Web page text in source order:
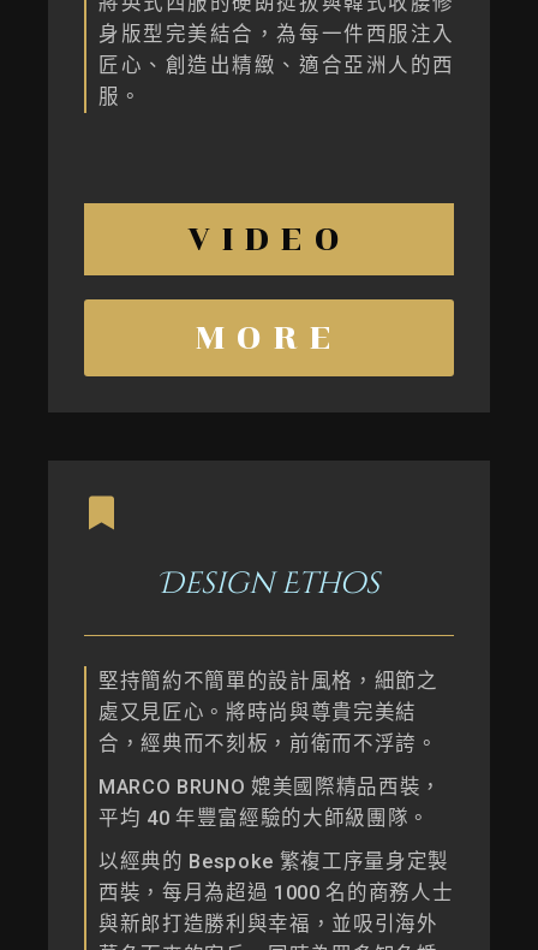
身版型完美結合，為每一件西服注入
匠心、創造出精緻、適合亞洲人的西
服。
VIDEO
MORE
Design Ethos
堅持簡約不簡單的設計風格，細節之
處又見匠心。將時尚與尊貴完美結
合，經典而不刻板，前衛而不浮誇。
MARCO BRUNO 媲美國際精品西裝，
平均 40 年豐富經驗的大師級團隊。
以經典的 Bespoke 繁複工序量身定製
西裝，每月為超過 1000 名的商務人士
與新郎打造勝利與幸福，並吸引海外